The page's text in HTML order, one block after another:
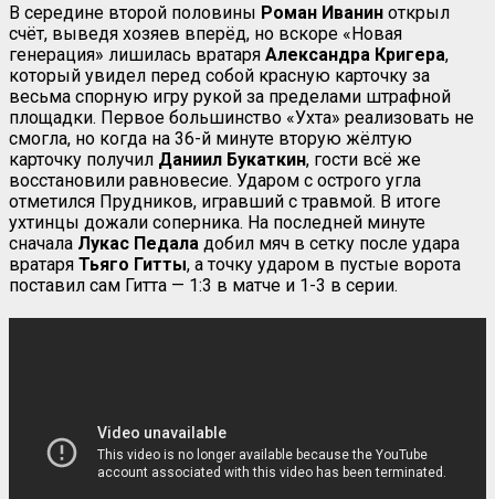
В середине второй половины Роман Иванин открыл
счёт, выведя хозяев вперёд, но вскоре «Новая
генерация» лишилась вратаря Александра Кригера,
который увидел перед собой красную карточку за
весьма спорную игру рукой за пределами штрафной
площадки. Первое большинство «Ухта» реализовать не
смогла, но когда на 36-й минуте вторую жёлтую
карточку получил Даниил Букаткин, гости всё же
восстановили равновесие. Ударом с острого угла
отметился Прудников, игравший с травмой. В итоге
ухтинцы дожали соперника. На последней минуте
сначала Лукас Педала добил мяч в сетку после удара
вратаря Тьяго Гитты, а точку ударом в пустые ворота
поставил сам Гитта — 1:3 в матче и 1-3 в серии.